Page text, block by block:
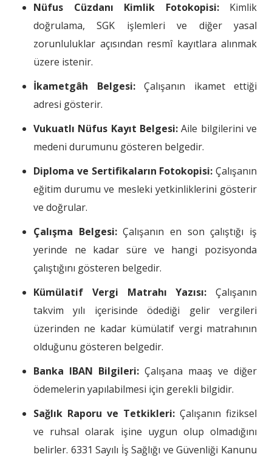
Nüfus Cüzdanı Kimlik Fotokopisi:Kimlik
doğrulama, SGK işlemleri ve diğer yasal
zorunluluklar açısından resmî kayıtlara alınmak
üzere istenir.
İkametgâh Belgesi:Çalışanın ikamet ettiği
adresi gösterir.
Vukuatlı Nüfus Kayıt Belgesi: Aile bilgilerini ve
medeni durumunu gösteren belgedir.
Diploma ve Sertifikaların Fotokopisi: Çalışanın
eğitim durumu ve mesleki yetkinliklerini gösterir
ve doğrular.
Çalışma Belgesi:Çalışanın en son çalıştığı iş
yerinde ne kadar süre ve hangi pozisyonda
çalıştığını gösteren belgedir.
Kümülatif Vergi Matrahı Yazısı: Çalışanın
takvim yılı içerisinde ödediği gelir vergileri
üzerinden ne kadar kümülatif vergi matrahının
olduğunu gösteren belgedir.
Banka IBAN Bilgileri: Çalışana maaş ve diğer
ödemelerin yapılabilmesi için gerekli bilgidir.
Sağlık Raporu ve Tetkikleri: Çalışanın fiziksel
ve ruhsal olarak işine uygun olup olmadığını
belirler. 6331 Sayılı İş Sağlığı ve Güvenliği Kanunu